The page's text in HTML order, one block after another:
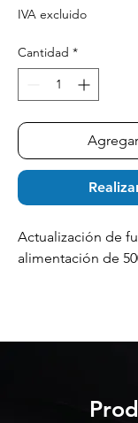
IVA excluido
Cantidad *
Actualización de
alimentación de